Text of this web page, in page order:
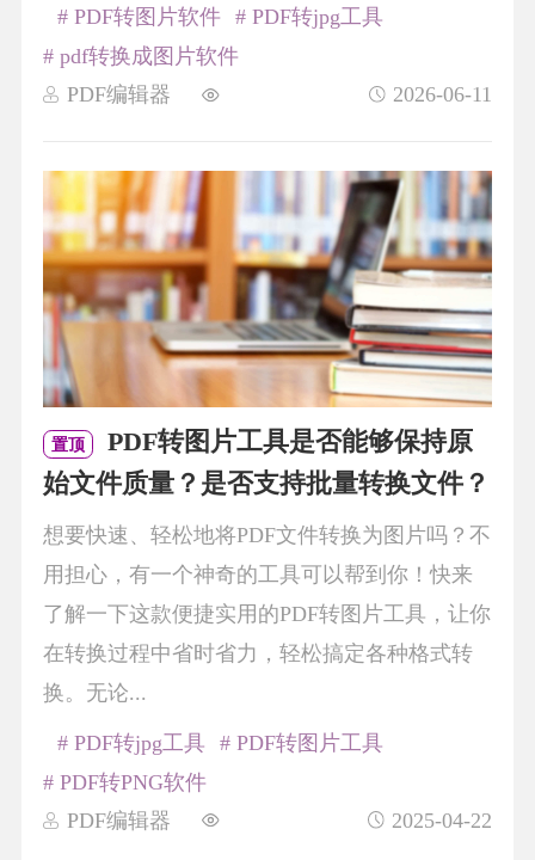
PDF编辑器 2026-06-11
# PDF转图片软件
# PDF转jpg工具
# pdf转换成图片软件
置顶
PDF转图片工具是否能够保持原
始文件质量？是否支持批量转换文件？
想要快速、轻松地将PDF文件转换为图片吗？不
用担心，有一个神奇的工具可以帮到你！快来
了解一下这款便捷实用的PDF转图片工具，让你
在转换过程中省时省力，轻松搞定各种格式转
换。无论...
PDF编辑器 2025-04-22
# PDF转jpg工具
# PDF转图片工具
# PDF转PNG软件